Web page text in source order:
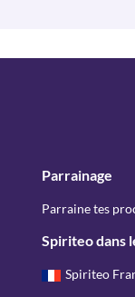
Parrainage
Parraine tes
Spiriteo dans
Spiriteo